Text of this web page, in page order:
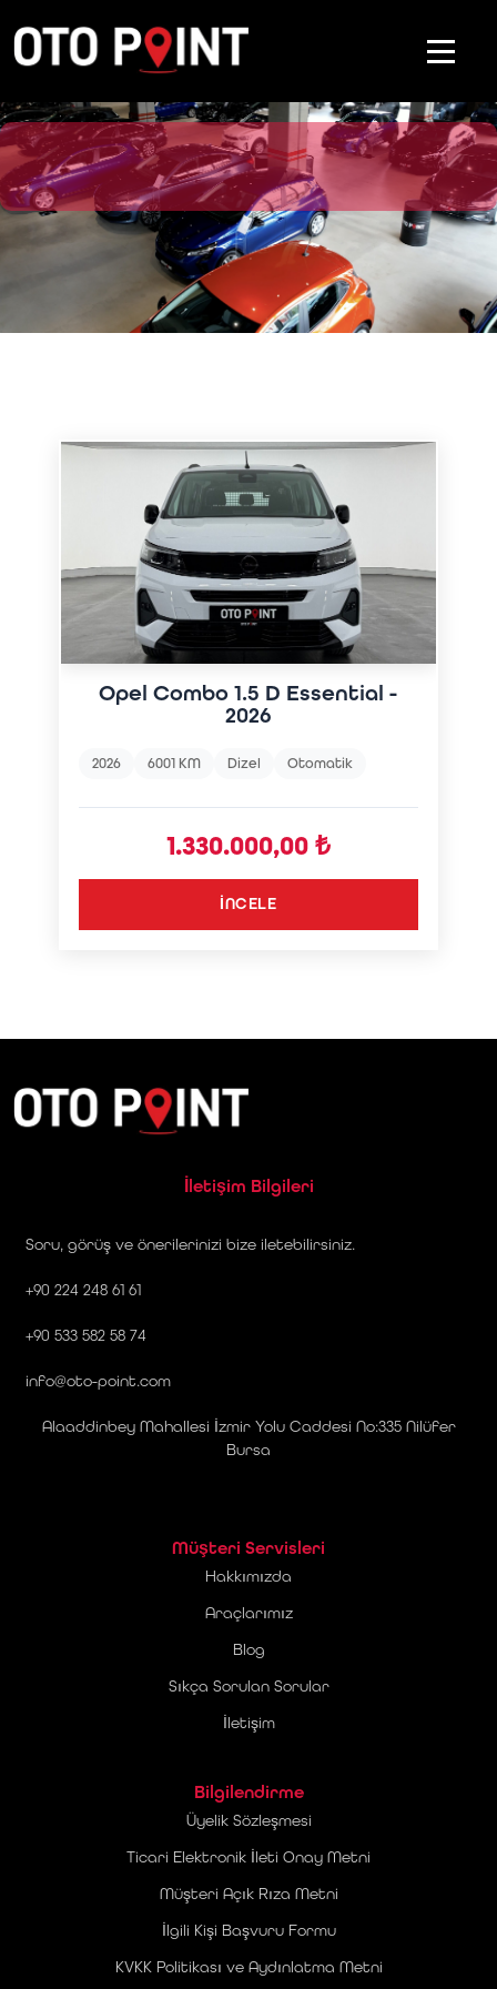
Opel Combo 1.5 D Essential -
2026
2026 6001 KM Dizel Otomatik
1.330.000,00 ₺
İNCELE
İletişim Bilgileri
Soru, görüş ve önerilerinizi bize iletebilirsiniz.
+90 224 248 61 61
+90 533 582 58 74
info@oto-point.com
Alaaddinbey Mahallesi İzmir Yolu Caddesi No:335 Nilüfer
Bursa
Müşteri Servisleri
Hakkımızda
Araçlarımız
Blog
Sıkça Sorulan Sorular
İletişim
Bilgilendirme
Üyelik Sözleşmesi
Ticari Elektronik İleti Onay Metni
Müşteri Açık Rıza Metni
İlgili Kişi Başvuru Formu
KVKK Politikası ve Aydınlatma Metni